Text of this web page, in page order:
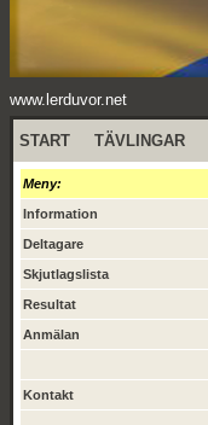
www.lerduvor.net
START TÄVLINGAR
Meny:
Information
Deltagare
Skjutlagslista
Resultat
Anmälan
Kontakt